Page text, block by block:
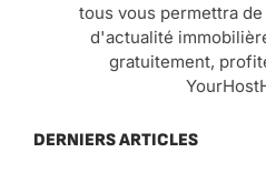
tous vous permettra
d'actualité
gratuitement,
DERNIERS ARTICLES